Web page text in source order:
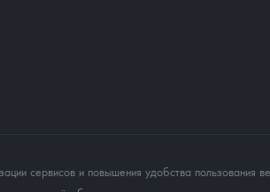
сервисов и повышения удобства пользования